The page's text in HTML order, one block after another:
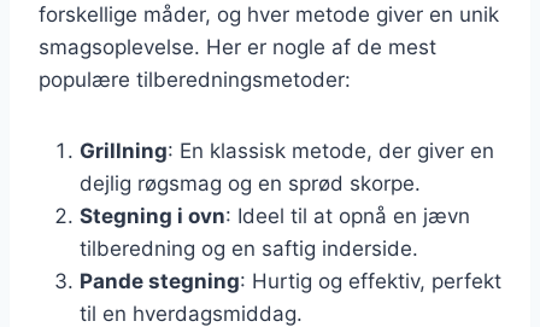
forskellige måder, og hver metode giver en unik
smagsoplevelse. Her er nogle af de mest
populære tilberedningsmetoder:
Grillning: En klassisk metode, der giver en
dejlig røgsmag og en sprød skorpe.
Stegning i ovn: Ideel til at opnå en jævn
tilberedning og en saftig inderside.
Pande stegning: Hurtig og effektiv, perfekt
til en hverdagsmiddag.